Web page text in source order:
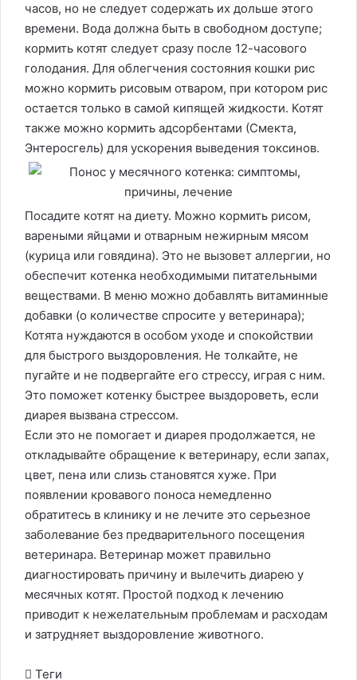
часов, но не следует содержать их дольше этого
времени. Вода должна быть в свободном доступе;
кормить котят следует сразу после 12-часового
голодания. Для облегчения состояния кошки рис
можно кормить рисовым отваром, при котором рис
остается только в самой кипящей жидкости. Котят
также можно кормить адсорбентами (Смекта,
Энтеросгель) для ускорения выведения токсинов.
Посадите котят на диету. Можно кормить рисом,
вареными яйцами и отварным нежирным мясом
(курица или говядина). Это не вызовет аллергии, но
обеспечит котенка необходимыми питательными
веществами. В меню можно добавлять витаминные
добавки (о количестве спросите у ветеринара);
Котята нуждаются в особом уходе и спокойствии
для быстрого выздоровления. Не толкайте, не
пугайте и не подвергайте его стрессу, играя с ним.
Это поможет котенку быстрее выздороветь, если
диарея вызвана стрессом.
Если это не помогает и диарея продолжается, не
откладывайте обращение к ветеринару, если запах,
цвет, пена или слизь становятся хуже. При
появлении кровавого поноса немедленно
обратитесь в клинику и не лечите это серьезное
заболевание без предварительного посещения
ветеринара. Ветеринар может правильно
диагностировать причину и вылечить диарею у
месячных котят. Простой подход к лечению
приводит к нежелательным проблемам и расходам
и затрудняет выздоровление животного.
Теги